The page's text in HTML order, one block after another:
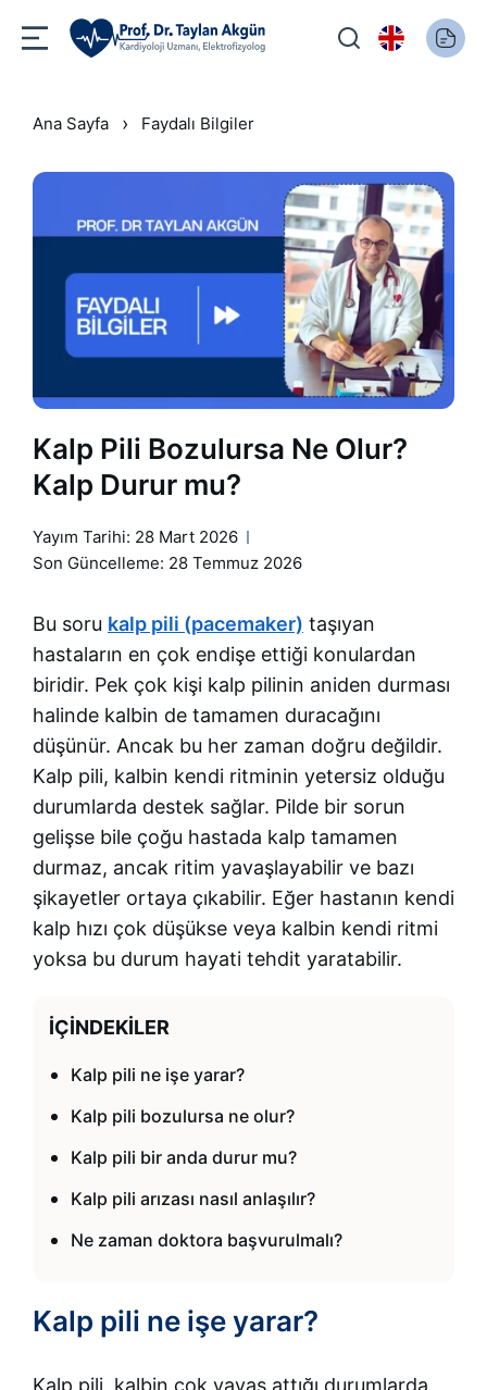
Ana Sayfa › Faydalı Bilgiler
Kalp Pili Bozulursa Ne Olur?
Kalp Durur mu?
Yayım Tarihi: 28 Mart 2026
Son Güncelleme: 28 Temmuz 2026
Bu soru kalp pili (pacemaker) taşıyan
hastaların en çok endişe ettiği konulardan
biridir. Pek çok kişi kalp pilinin aniden durması
halinde kalbin de tamamen duracağını
düşünür. Ancak bu her zaman doğru değildir.
Kalp pili, kalbin kendi ritminin yetersiz olduğu
durumlarda destek sağlar. Pilde bir sorun
gelişse bile çoğu hastada kalp tamamen
durmaz, ancak ritim yavaşlayabilir ve bazı
şikayetler ortaya çıkabilir. Eğer hastanın kendi
kalp hızı çok düşükse veya kalbin kendi ritmi
yoksa bu durum hayati tehdit yaratabilir.
İÇINDEKILER
Kalp pili ne işe yarar?
Kalp pili bozulursa ne olur?
Kalp pili bir anda durur mu?
Kalp pili arızası nasıl anlaşılır?
Ne zaman doktora başvurulmalı?
Kalp pili ne işe yarar?
Kalp pili, kalbin çok yavaş attığı durumlarda